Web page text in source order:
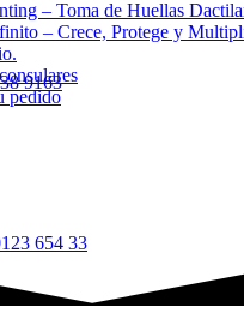
9163
– Toma de Huellas
– Crece, Protege y
pedido
654 33